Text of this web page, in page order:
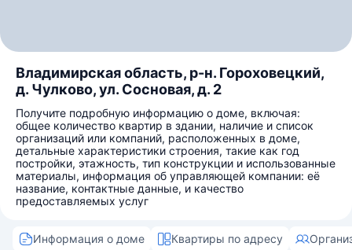
Владимирская область, р-н. Гороховецкий,
д. Чулково, ул. Сосновая, д. 2
Получите подробную информацию о доме, включая:
общее количество квартир в здании, наличие и список
организаций или компаний, расположенных в доме,
детальные характеристики строения, такие как год
постройки, этажность, тип конструкции и использованные
материалы, информация об управляющей компании: её
название, контактные данные, и качество
предоставляемых услуг
Информация о доме Квартиры по адресу